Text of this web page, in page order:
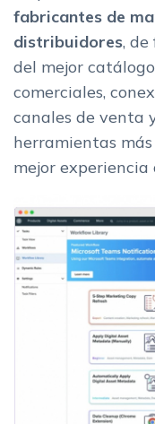
fabricantes de
distribuidores, de
del mejor
comerciales,
canales de venta
herramientas
mejor experiencia